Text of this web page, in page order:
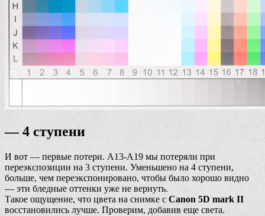
— 4 ступени
И вот — первые потери. А13-А19 мы потеряли при
переэкспозиции на 3 ступени. Уменьшено на 4 ступени,
больше, чем переэкспонировано, чтобы было хорошо видно
— эти бледные оттенки уже не вернуть.
Такое ощущение, что цвета на снимке с Canon 5D mark II
восстановились лучше. Проверим, добавив еще света.